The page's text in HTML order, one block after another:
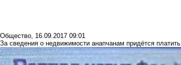
Общество, 16.09.2017 09:01
За сведения о недвижимости анапчанам придётся платить